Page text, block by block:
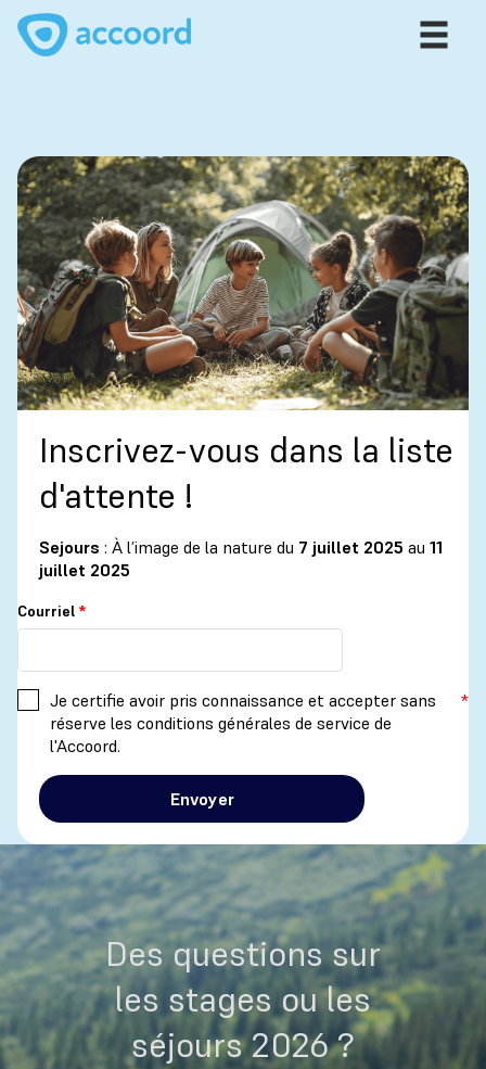
Inscrivez-vous dans la liste
d'attente !
Sejours : À l’image de la nature du 7 juillet 2025 au 11
juillet 2025
Courriel
Je certifie avoir pris connaissance et accepter sans
réserve les conditions générales de service de
l'Accoord.
Des questions sur
les stages ou les
séjours 2026 ?